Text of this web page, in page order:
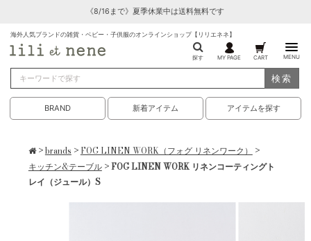
《8/16まで》夏季休業中は送料無料です
海外人気ブランドの雑貨・ベビー・子供服のオンラインショップ【リリエネネ】
探す MY PAGE CART MENU
検索
BRAND 新着アイテム アイテムを探す
>brands > FOG LINEN WORK（フォグ リネンワーク） >
キッチン&テーブル> FOG LINEN WORK リネンコーティングト
レイ（ジュール）S